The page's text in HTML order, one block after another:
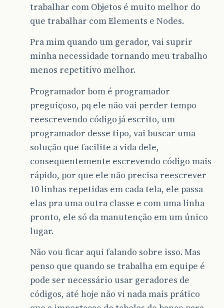
trabalhar com Objetos é muito melhor do
que trabalhar com Elements e Nodes.
Pra mim quando um gerador, vai suprir
minha necessidade tornando meu trabalho
menos repetitivo melhor.
Programador bom é programador
preguiçoso, pq ele não vai perder tempo
reescrevendo código já escrito, um
programador desse tipo, vai buscar uma
solução que facilite a vida dele,
consequentemente escrevendo código mais
rápido, por que ele não precisa reescrever
10 linhas repetidas em cada tela, ele passa
elas pra uma outra classe e com uma linha
pronto, ele só da manutenção em um único
lugar.
Não vou ficar aqui falando sobre isso. Mas
penso que quando se trabalha em equipe é
pode ser necessário usar geradores de
códigos, até hoje não vi nada mais prático